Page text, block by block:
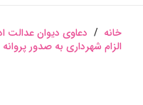
خانه / دعاوی دیوان عدالت
الزام شهرداری به صدور